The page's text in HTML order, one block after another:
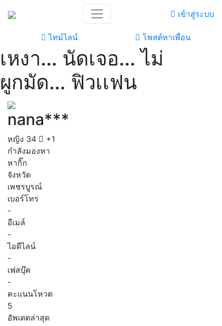
เข้าสู่ระบบ
ไทม์ไลน์ โพสต์หาเพื่อน
เหงา... นัดเจอ... ไม่
ผูกมัด... ฟิวเเฟน
nana***
หญิง 34
+1
กำลังมองหา
หากิ๊ก
จังหวัด
เพชรบูรณ์
เบอร์โทร
-
อีเมล์
-
ไอดีไลน์
-
เฟสบุ๊ค
-
คะแนนโหวต
5
อัพเดตล่าสุด